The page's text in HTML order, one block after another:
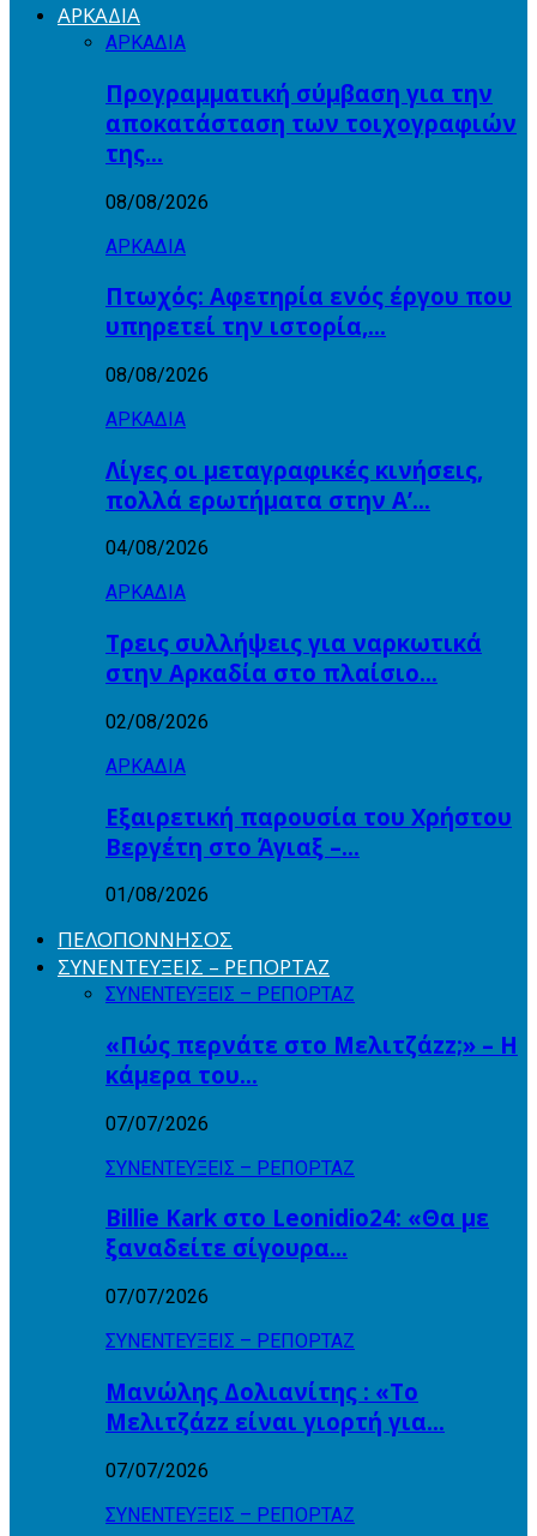
ΑΡΚΑΔΙΑ
ΑΡΚΑΔΙΑ
Προγραμματική σύμβαση για την
αποκατάσταση των τοιχογραφιών
της…
08/08/2026
ΑΡΚΑΔΙΑ
Πτωχός: Αφετηρία ενός έργου που
υπηρετεί την ιστορία,…
08/08/2026
ΑΡΚΑΔΙΑ
Λίγες οι μεταγραφικές κινήσεις,
πολλά ερωτήματα στην Α’…
04/08/2026
ΑΡΚΑΔΙΑ
Τρεις συλλήψεις για ναρκωτικά
στην Αρκαδία στο πλαίσιο…
02/08/2026
ΑΡΚΑΔΙΑ
Εξαιρετική παρουσία του Χρήστου
Βεργέτη στο Άγιαξ –…
01/08/2026
ΠΕΛΟΠΟΝΝΗΣΟΣ
ΣΥΝΕΝΤΕΥΞΕΙΣ – ΡΕΠΟΡΤΑΖ
ΣΥΝΕΝΤΕΥΞΕΙΣ – ΡΕΠΟΡΤΑΖ
«Πώς περνάτε στο Μελιτζάzz;» – Η
κάμερα του…
07/07/2026
ΣΥΝΕΝΤΕΥΞΕΙΣ – ΡΕΠΟΡΤΑΖ
Billie Kark στο Leonidio24: «Θα με
ξαναδείτε σίγουρα…
07/07/2026
ΣΥΝΕΝΤΕΥΞΕΙΣ – ΡΕΠΟΡΤΑΖ
Μανώλης Δολιανίτης : «Το
Μελιτζάzz είναι γιορτή για…
07/07/2026
ΣΥΝΕΝΤΕΥΞΕΙΣ – ΡΕΠΟΡΤΑΖ